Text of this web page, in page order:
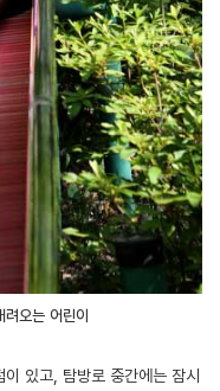
오는 어린이
있고, 탐방로 중간에는 잠시